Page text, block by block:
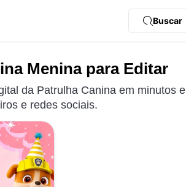
Buscar
Menina para Editar
da Patrulha Canina em minutos e
e redes sociais.